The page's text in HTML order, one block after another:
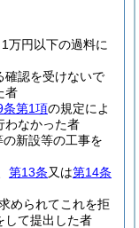
万円以下の過料に
確認を受けないで
者
条第1項の規定によ
わなかった者
新設等の工事を
第13条又は第14条
められてこれを拒
して提出した者